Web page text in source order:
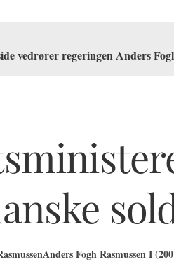
vedrører regeringen Anders
Anders Fogh Rasmussen I